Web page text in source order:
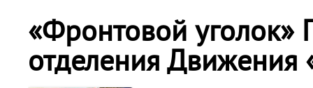
«Фронтовой уголок»
отделения Движения